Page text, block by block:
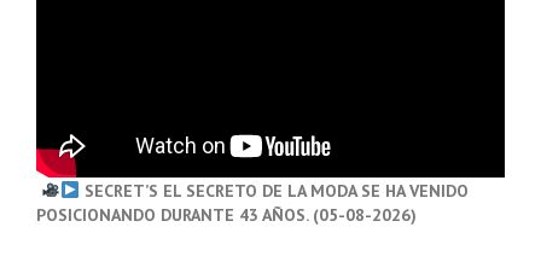
SECRET’S EL SECRETO DE LA MODA SE HA VENIDO
POSICIONANDO DURANTE 43 AÑOS. (05-08-2026)